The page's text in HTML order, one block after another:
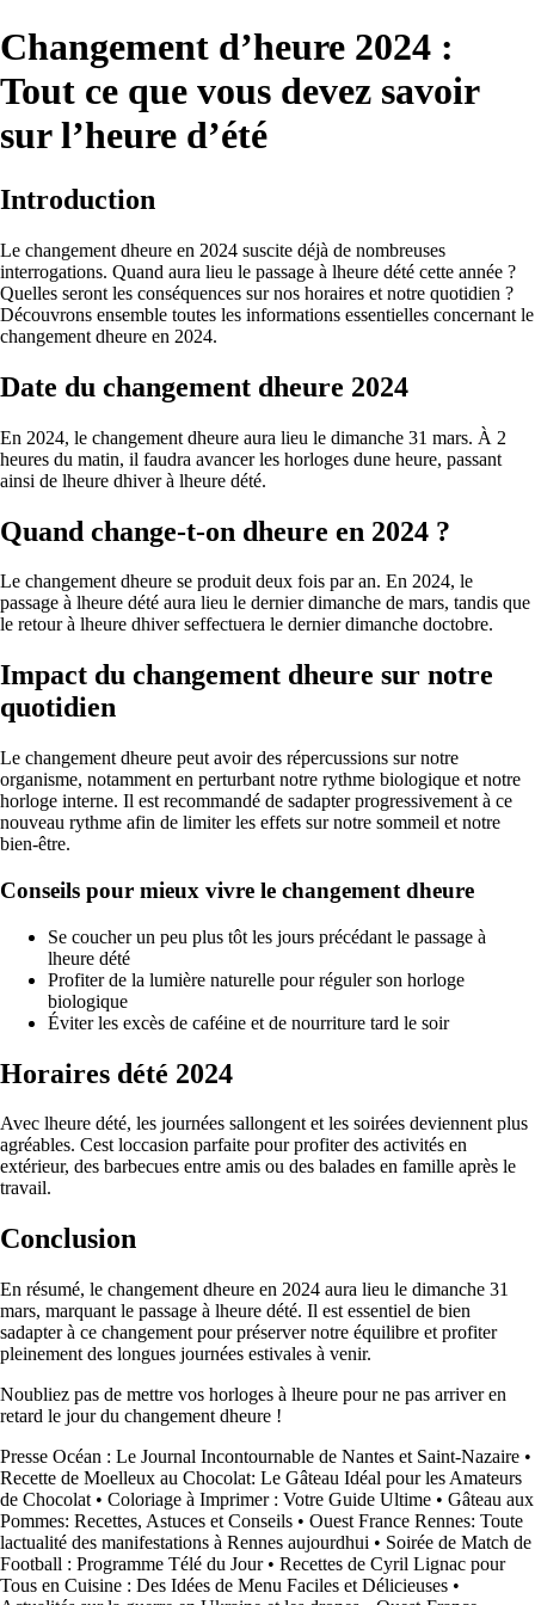
Changement d’heure 2024 :
Tout ce que vous devez savoir
sur l’heure d’été
Introduction
Le changement dheure en 2024 suscite déjà de nombreuses
interrogations. Quand aura lieu le passage à lheure dété cette année ?
Quelles seront les conséquences sur nos horaires et notre quotidien ?
Découvrons ensemble toutes les informations essentielles concernant le
changement dheure en 2024.
Date du changement dheure 2024
En 2024, le changement dheure aura lieu le dimanche 31 mars. À 2
heures du matin, il faudra avancer les horloges dune heure, passant
ainsi de lheure dhiver à lheure dété.
Quand change-t-on dheure en 2024 ?
Le changement dheure se produit deux fois par an. En 2024, le
passage à lheure dété aura lieu le dernier dimanche de mars, tandis que
le retour à lheure dhiver seffectuera le dernier dimanche doctobre.
Impact du changement dheure sur notre
quotidien
Le changement dheure peut avoir des répercussions sur notre
organisme, notamment en perturbant notre rythme biologique et notre
horloge interne. Il est recommandé de sadapter progressivement à ce
nouveau rythme afin de limiter les effets sur notre sommeil et notre
bien-être.
Conseils pour mieux vivre le changement dheure
Se coucher un peu plus tôt les jours précédant le passage à
lheure dété
Profiter de la lumière naturelle pour réguler son horloge
biologique
Éviter les excès de caféine et de nourriture tard le soir
Horaires dété 2024
Avec lheure dété, les journées sallongent et les soirées deviennent plus
agréables. Cest loccasion parfaite pour profiter des activités en
extérieur, des barbecues entre amis ou des balades en famille après le
travail.
Conclusion
En résumé, le changement dheure en 2024 aura lieu le dimanche 31
mars, marquant le passage à lheure dété. Il est essentiel de bien
sadapter à ce changement pour préserver notre équilibre et profiter
pleinement des longues journées estivales à venir.
Noubliez pas de mettre vos horloges à lheure pour ne pas arriver en
retard le jour du changement dheure !
Presse Océan : Le Journal Incontournable de Nantes et Saint-Nazaire •
Recette de Moelleux au Chocolat: Le Gâteau Idéal pour les Amateurs
de Chocolat • Coloriage à Imprimer : Votre Guide Ultime • Gâteau aux
Pommes: Recettes, Astuces et Conseils • Ouest France Rennes: Toute
lactualité des manifestations à Rennes aujourdhui • Soirée de Match de
Football : Programme Télé du Jour• Recettes de Cyril Lignac pour
Tous en Cuisine : Des Idées de Menu Faciles et Délicieuses •